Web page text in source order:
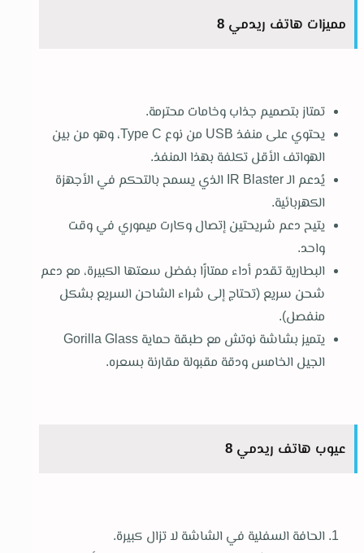
مميزات هاتف ريدمي 8
تمتاز بتصميم جذاب وخامات محترمة.
يحتوي على منفذ USB من نوع Type C، وهو من بين
الهواتف الأقل تكلفة بهذا المنفذ.
يُدعم الـ IR Blaster الذي يسمح بالتحكم في الأجهزة
الكهربائية.
يتيح دعم شريحتين إتصال وكارت ميموري في وقت
واحد.
البطارية تقدم أداء ممتازًا بفضل سعتها الكبيرة، مع دعم
شحن سريع (تحتاج إلى شراء الشاحن السريع بشكل
منفصل).
يتميز بشاشة نوتش مع طبقة حماية Gorilla Glass
الجيل الخامس ودقة مقبولة مقارنة بسعره.
عيوب هاتف ريدمي 8
الحافة السفلية في الشاشة لا تزال كبيرة.